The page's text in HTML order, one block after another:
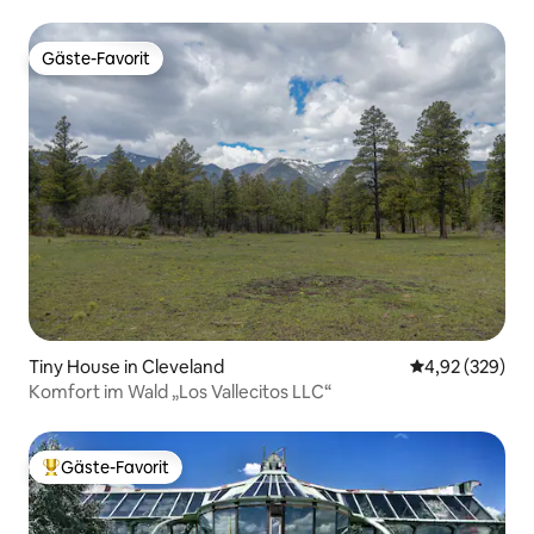
Gäste-Favorit
Gäste-Favorit
Tiny House in Cleveland
4,92 (329)
Komfort im Wald „Los Vallecitos LLC“
Beliebter Gäste-Favorit.
Gäste-Favorit